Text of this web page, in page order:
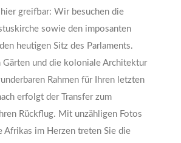
greifbar: Wir besuchen die
sowie den imposanten
den heutigen Sitz des Parlaments.
Gärten und die koloniale Architektur
Rahmen für Ihren letzten
erfolgt der Transfer zum
Rückflug. Mit unzähligen Fotos
Afrikas im Herzen treten Sie die